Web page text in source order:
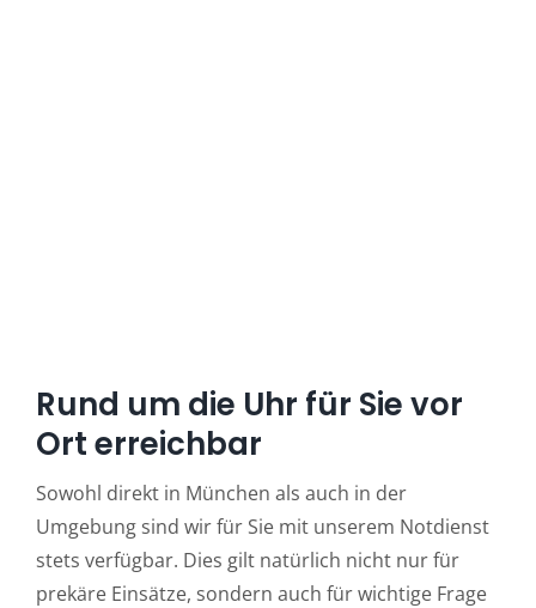
Rund um die Uhr für Sie vor
Ort erreichbar
Sowohl direkt in München als auch in der
Umgebung sind wir für Sie mit unserem Notdienst
stets verfügbar. Dies gilt natürlich nicht nur für
prekäre Einsätze, sondern auch für wichtige Frage